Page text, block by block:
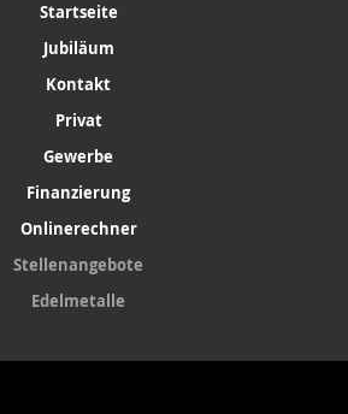
Startseite
Jubiläum
Kontakt
Privat
Gewerbe
Finanzierung
Onlinerechner
Stellenangebote
Edelmetalle